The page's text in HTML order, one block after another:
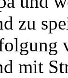
zu
mit